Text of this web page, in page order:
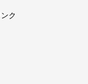
ク